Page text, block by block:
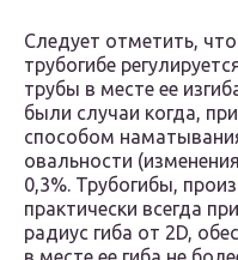
Следует отметить,
трубогибе
трубы в месте ее
были случаи когда,
способом
овальности
0,3%. Трубогибы,
практически всегда
радиус гиба от 2D,